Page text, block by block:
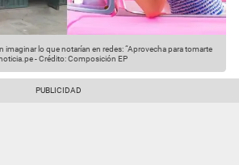
imaginar lo que notarían en redes: “Aprovecha para tomarte
-Crédito: Composición EP